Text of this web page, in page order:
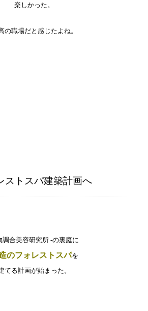
楽しかった。
の職場だと感じたよね。
ストスパ建築計画へ
調合美容研究所 -の裏庭に
のフォレストスパを
てる計画が始まった。